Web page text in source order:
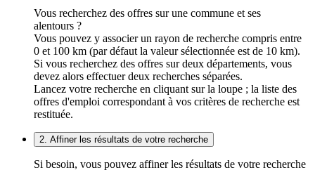
Vous recherchez des offres sur une commune et ses
alentours ?
Vous pouvez y associer un rayon de recherche compris entre
0 et 100 km (par défaut la valeur sélectionnée est de 10 km).
Si vous recherchez des offres sur deux départements, vous
devez alors effectuer deux recherches séparées.
Lancez votre recherche en cliquant sur la loupe ; la liste des
offres d'emploi correspondant à vos critères de recherche est
restituée.
2. Affiner les résultats de votre recherche
Si besoin, vous pouvez affiner les résultats de votre recherche